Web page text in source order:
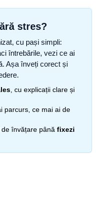
stres?
cu pași simpli:
întrebările, vezi ce ai
Așa înveți corect și
, cu explicații clare și
parcurs, ce mai ai de
învățare până fixezi